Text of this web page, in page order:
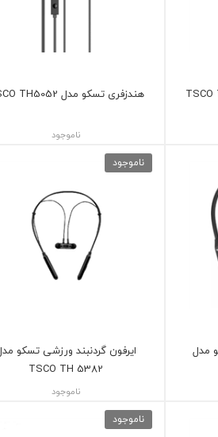
هندزفری تسکو مدل TSCO TH5052
ناموجود
مدل
ناموجود
ایرفون گردنبند ورزشی تسکو
TSCO TH 5382
ناموجود
ناموجود